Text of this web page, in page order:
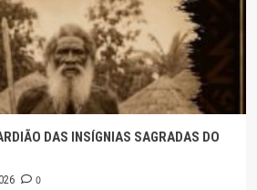
DAS INSÍGNIAS SAGRADAS DO
0